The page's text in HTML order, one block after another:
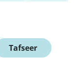
Tafseer